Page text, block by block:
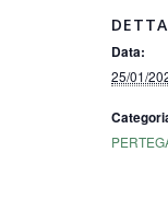
Data:
25/01/